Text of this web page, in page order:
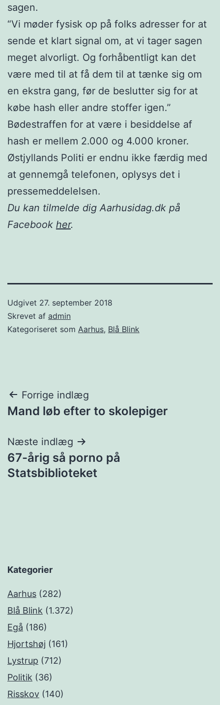
sagen.
“Vi møder fysisk op på folks adresser for at
sende et klart signal om, at vi tager sagen
meget alvorligt. Og forhåbentligt kan det
være med til at få dem til at tænke sig om
en ekstra gang, før de beslutter sig for at
købe hash eller andre stoffer igen.”
Bødestraffen for at være i besiddelse af
hash er mellem 2.000 og 4.000 kroner.
Østjyllands Politi er endnu ikke færdig med
at gennemgå telefonen, oplysys det i
pressemeddelelsen.
Du kan tilmelde dig Aarhusidag.dk på
Facebook her.
Udgivet 27. september 2018
Skrevet af admin
Kategoriseret som Aarhus, Blå Blink
Indlægsnavigation
Forrige indlæg
Mand løb efter to skolepiger
Næste indlæg
67-årig så porno på
Statsbiblioteket
Kategorier
Aarhus (282)
Blå Blink (1.372)
Egå (186)
Hjortshøj (161)
Lystrup (712)
Politik (36)
Risskov (140)